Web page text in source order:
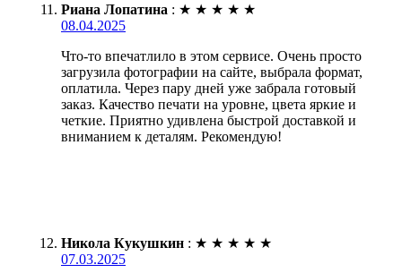
Риана Лопатина : ★ ★ ★ ★ ★
08.04.2025
Что-то впечатлило в этом сервисе. Очень просто
загрузила фотографии на сайте, выбрала формат,
оплатила. Через пару дней уже забрала готовый
заказ. Качество печати на уровне, цвета яркие и
четкие. Приятно удивлена быстрой доставкой и
вниманием к деталям. Рекомендую!
Никола Кукушкин : ★ ★ ★ ★ ★
07.03.2025